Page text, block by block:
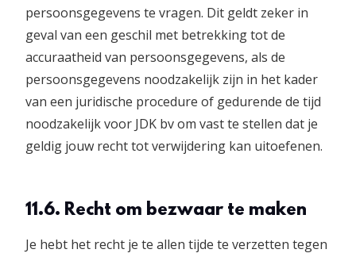
persoonsgegevens te vragen. Dit geldt zeker in
geval van een geschil met betrekking tot de
accuraatheid van persoonsgegevens, als de
persoonsgegevens noodzakelijk zijn in het kader
van een juridische procedure of gedurende de tijd
noodzakelijk voor JDK bv om vast te stellen dat je
geldig jouw recht tot verwijdering kan uitoefenen.
11.6. Recht om bezwaar te maken
Je hebt het recht je te allen tijde te verzetten tegen